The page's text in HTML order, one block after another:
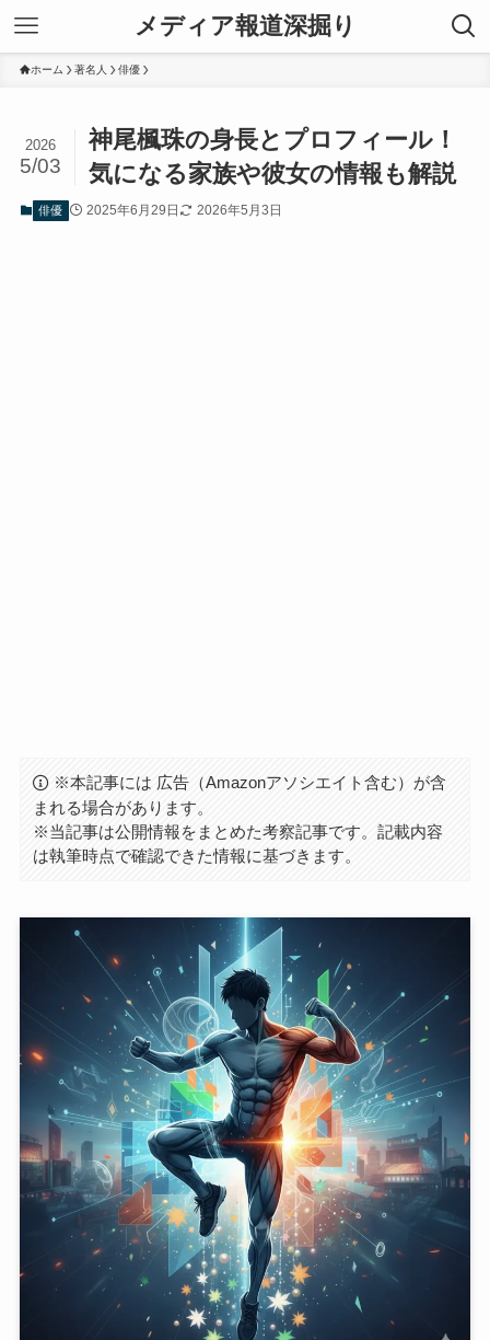
メディア報道深掘り
ホーム 著名人 俳優
神尾楓珠の身長とプロフィール！
気になる家族や彼女の情報も解説
2026
5/03
俳優 2025年6月29日 2026年5月3日
※本記事には 広告（Amazonアソシエイト含む）が含
まれる場合があります。
※当記事は公開情報をまとめた考察記事です。記載内容
は執筆時点で確認できた情報に基づきます。